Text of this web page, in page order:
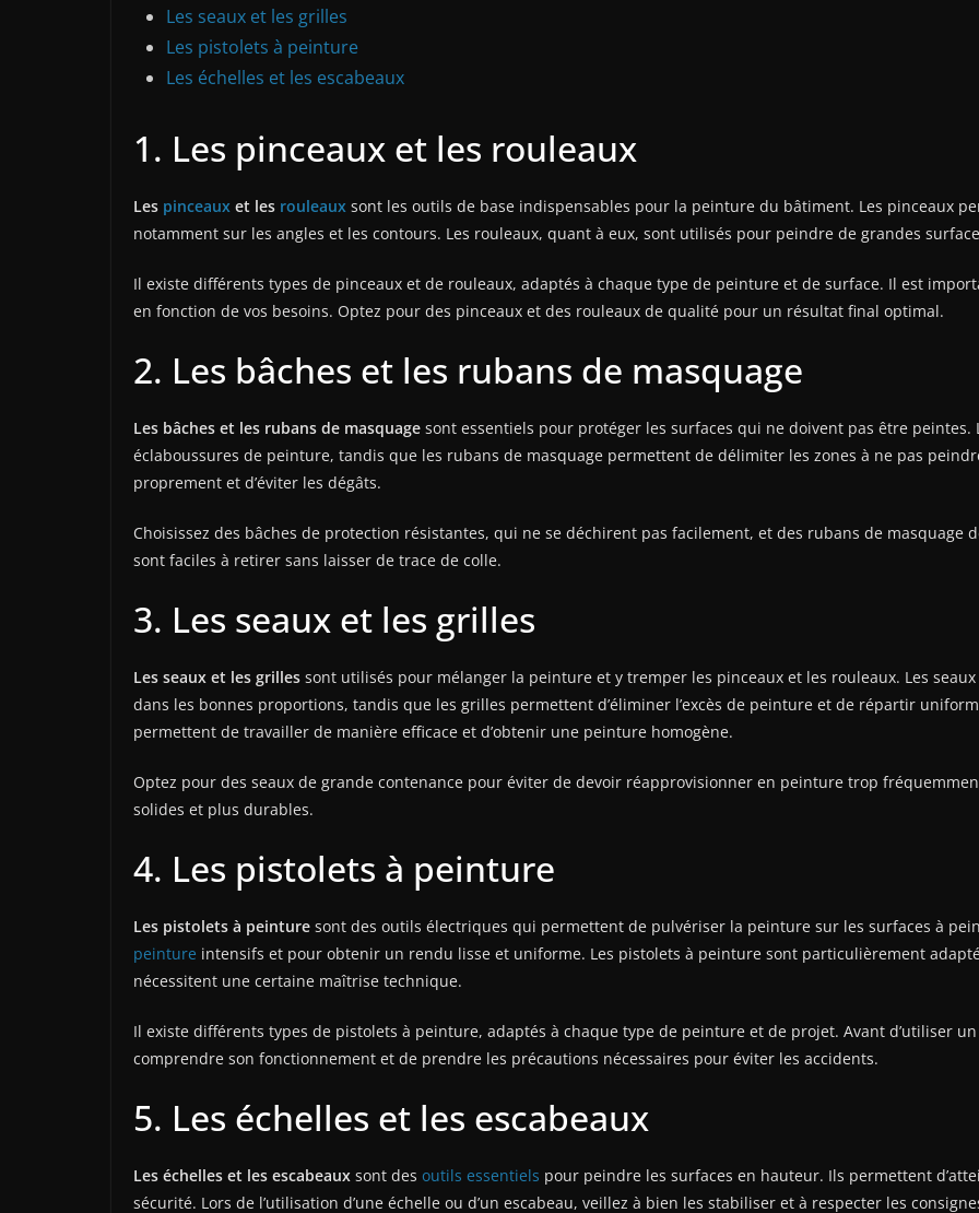
Les seaux et les grilles
Les pistolets à peinture
Les échelles et les escabeaux
1. Les pinceaux et les rouleaux
Les pinceaux et les rouleaux sont les outils de base indispensables pour la peinture du bâtiment. Les pinceaux
notamment sur les angles et les contours. Les rouleaux, quant à eux, sont utilisés pour peindre de grandes
Il existe différents types de pinceaux et de rouleaux, adaptés à chaque type de peinture et de surface. Il est
en fonction de vos besoins. Optez pour des pinceaux et des rouleaux de qualité pour un résultat final optimal.
2. Les bâches et les rubans de masquage
Les bâches et les rubans de masquage sont essentiels pour protéger les surfaces qui ne doivent pas être peintes.
éclaboussures de peinture, tandis que les rubans de masquage permettent de délimiter les zones à ne pas
proprement et d’éviter les dégâts.
Choisissez des bâches de protection résistantes, qui ne se déchirent pas facilement, et des rubans de masquage
sont faciles à retirer sans laisser de trace de colle.
3. Les seaux et les grilles
Les seaux et les grilles sont utilisés pour mélanger la peinture et y tremper les pinceaux et les rouleaux. Les
dans les bonnes proportions, tandis que les grilles permettent d’éliminer l’excès de peinture et de répartir
permettent de travailler de manière efficace et d’obtenir une peinture homogène.
Optez pour des seaux de grande contenance pour éviter de devoir réapprovisionner en peinture trop
solides et plus durables.
4. Les pistolets à peinture
Les pistolets à peinture sont des outils électriques qui permettent de pulvériser la peinture sur les surfaces à
peinture intensifs et pour obtenir un rendu lisse et uniforme. Les pistolets à peinture sont particulièrement
nécessitent une certaine maîtrise technique.
Il existe différents types de pistolets à peinture, adaptés à chaque type de peinture et de projet. Avant d’utiliser
comprendre son fonctionnement et de prendre les précautions nécessaires pour éviter les accidents.
5. Les échelles et les escabeaux
Les échelles et les escabeaux sont des outils essentiels pour peindre les surfaces en hauteur. Ils permettent
sécurité. Lors de l’utilisation d’une échelle ou d’un escabeau, veillez à bien les stabiliser et à respecter les